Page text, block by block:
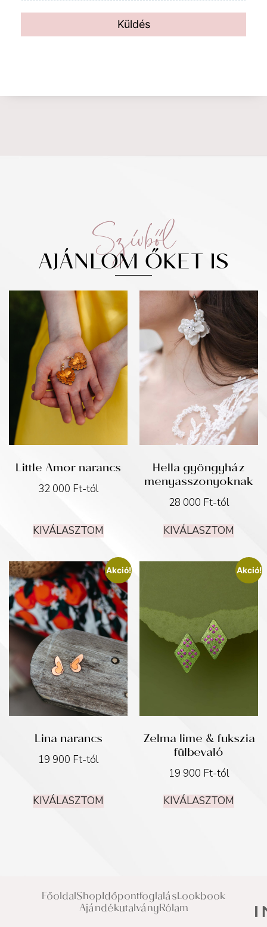
Küldés
Szívből
AJÁNLOM ŐKET IS
Little Amor narancs
32 000 Ft-tól
KIVÁLASZTOM
Hella gyöngyház
menyasszonyoknak
28 000 Ft-tól
KIVÁLASZTOM
Akció!
Lina narancs
19 900 Ft-tól
KIVÁLASZTOM
Akció!
Zelma lime & fukszia
fülbevaló
19 900 Ft-tól
KIVÁLASZTOM
FőoldalShopIdőpontfoglalásLookbook
AjándékutalványRólam